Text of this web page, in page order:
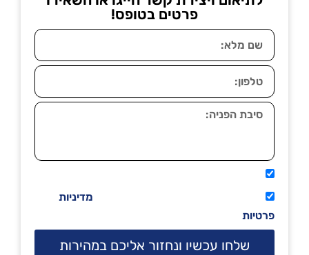
פרטים בטופס!
מדיניות
פרטיות
שלחו עכשיו ונחזור אליכם במהירות